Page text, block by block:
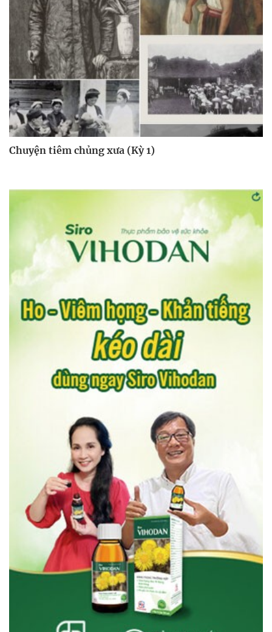
Chuyện tiêm chủng xưa (Kỳ 1)